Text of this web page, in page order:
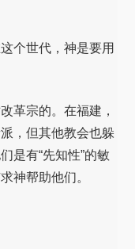
个世代，神是要用
革宗的。在福建，
，但其他教会也躲
是有“先知性”的敏
神帮助他们。